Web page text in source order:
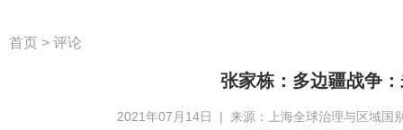
首页 > 评论
张家栋：多边疆战争
2021年07月14日 | 来源：上海全球治理与区域国